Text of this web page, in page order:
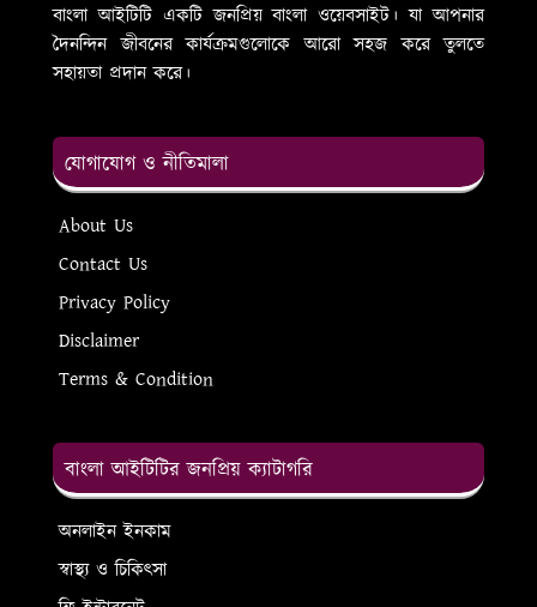
বাংলা আইটিটি একটি জনপ্রিয় বাংলা ওয়েবসাইট। যা আপনার
দৈনন্দিন জীবনের কার্যক্রমগুলোকে আরো সহজ করে তুলতে
সহায়তা প্রদান করে।
যোগাযোগ ও নীতিমালা
About Us
Contact Us
Privacy Policy
Disclaimer
Terms & Condition
বাংলা আইটিটির জনপ্রিয় ক্যাটাগরি
অনলাইন ইনকাম
স্বাস্থ্য ও চিকিৎসা